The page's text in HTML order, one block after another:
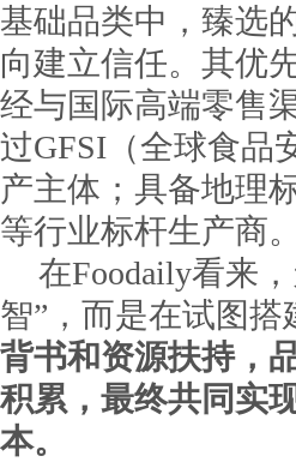
基础品类中，臻选
向建立信任。其优
经与国际高端零售
过GFSI（全球食品
产主体；具备地理
等行业标杆生产商。
在Foodaily看来
智”，而是在试图
背书和资源扶持，
积累，最终共同实
本。